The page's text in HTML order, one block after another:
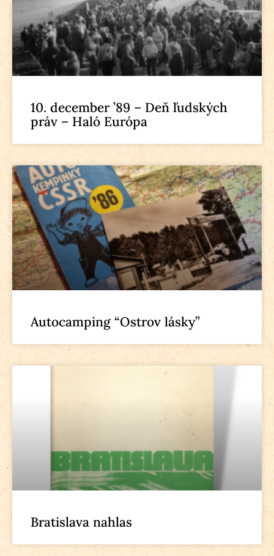
10. december ’89 – Deň ľudských
práv – Haló Európa
Autocamping “Ostrov lásky”
Bratislava nahlas